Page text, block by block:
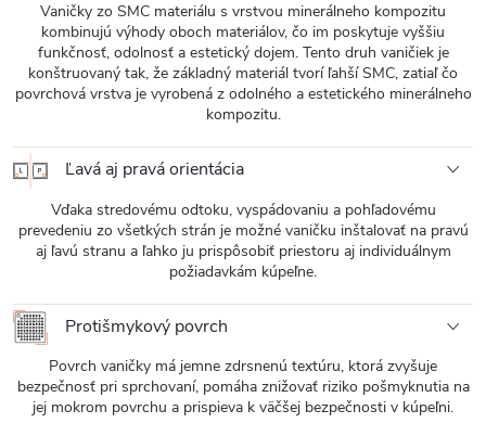
Vaničky zo SMC materiálu s vrstvou minerálneho kompozitu
kombinujú výhody oboch materiálov, čo im poskytuje vyššiu
funkčnosť, odolnosť a estetický dojem. Tento druh vaničiek je
konštruovaný tak, že základný materiál tvorí ľahší SMC, zatiaľ čo
povrchová vrstva je vyrobená z odolného a estetického minerálneho
kompozitu.
Ľavá aj pravá orientácia
Vďaka stredovému odtoku, vyspádovaniu a pohľadovému
prevedeniu zo všetkých strán je možné vaničku inštalovať na pravú
aj ľavú stranu a ľahko ju prispôsobiť priestoru aj individuálnym
požiadavkám kúpeľne.
Protišmykový povrch
Povrch vaničky má jemne zdrsnenú textúru, ktorá zvyšuje
bezpečnosť pri sprchovaní, pomáha znižovať riziko pošmyknutia na
jej mokrom povrchu a prispieva k väčšej bezpečnosti v kúpeľni.